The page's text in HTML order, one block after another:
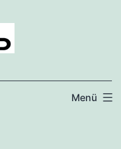
Menü